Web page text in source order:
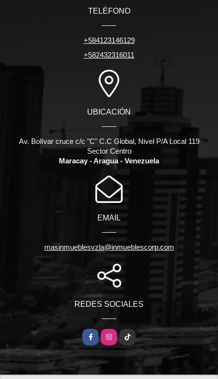
TELÉFONO
+584123146129
+582432316011
UBICACIÓN
Av. Bolívar cruce c/c "C" C.C Global, Nivel P/A Local 119
Sector Centro
Maracay - Aragua - Venezuela
EMAIL
masinmueblesvzla@inmueblescorp.com
REDES SOCIALES
FacebookInstagramTikTok